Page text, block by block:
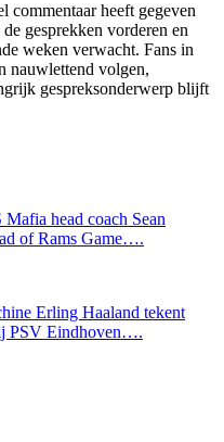
commentaar heeft gegeven
gesprekken vorderen en
weken verwacht. Fans in
nauwlettend volgen,
gespreksonderwerp blijft
head coach Sean
of Rams Game….
Erling Haaland tekent
PSV Eindhoven….